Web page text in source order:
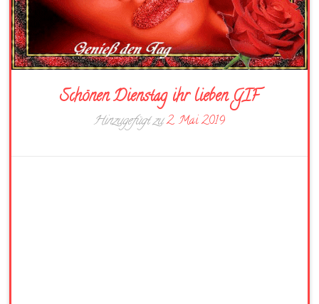
Schönen Dienstag ihr lieben GIF
Hinzugefügt zu2. Mai 2019